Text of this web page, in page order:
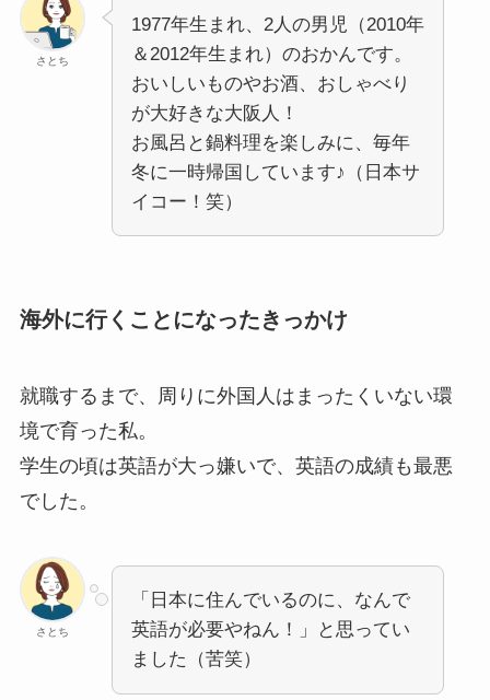
さとち
1977年生まれ、2人の男児（2010年
＆2012年生まれ）のおかんです。
おいしいものやお酒、おしゃべり
が大好きな大阪人！
お風呂と鍋料理を楽しみに、毎年
冬に一時帰国しています♪（日本サ
イコー！笑）
海外に行くことになったきっかけ
就職するまで、周りに外国人はまったくいない環
境で育った私。
学生の頃は英語が大っ嫌いで、英語の成績も最悪
でした。
さとち
「日本に住んでいるのに、なんで
英語が必要やねん！」と思ってい
ました（苦笑）